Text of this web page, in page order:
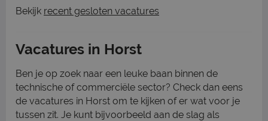
Bekijk recent gesloten vacatures
Vacatures in Horst
Ben je op zoek naar een leuke baan binnen de
technische of commerciële sector? Check dan eens
de vacatures in Horst om te kijken of er wat voor je
tussen zit. Je kunt bijvoorbeeld aan de slag als